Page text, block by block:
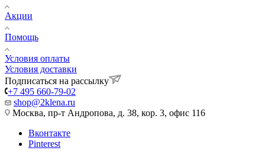
Акции
Помощь
Условия оплаты
Условия доставки
Подписаться на рассылку
+7 495 660-79-02
shop@2klena.ru
Москва, пр-т Андропова, д. 38, кор. 3, офис 116
Вконтакте
Pinterest